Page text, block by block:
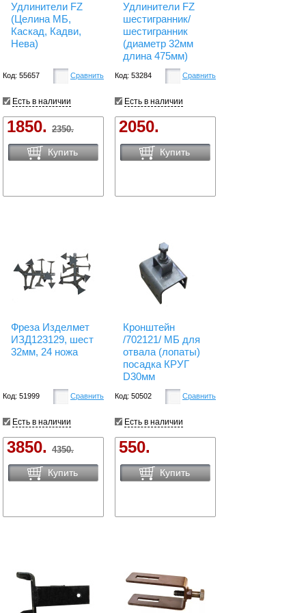
Удлинители FZ
(Целина МБ,
Каскад, Кадви,
Нева)
Код: 55657 Сравнить
Есть в наличии
1850. 2350.
Купить
Удлинители FZ
шестигранник/
шестигранник
(диаметр 32мм
длина 475мм)
Код: 53284 Сравнить
Есть в наличии
2050.
Купить
Фреза Изделмет
ИЗД123129, шест
32мм, 24 ножа
Код: 51999 Сравнить
Есть в наличии
3850. 4350.
Купить
Кронштейн
/702121/ МБ для
отвала (лопаты)
посадка КРУГ
D30мм
Код: 50502 Сравнить
Есть в наличии
550.
Купить